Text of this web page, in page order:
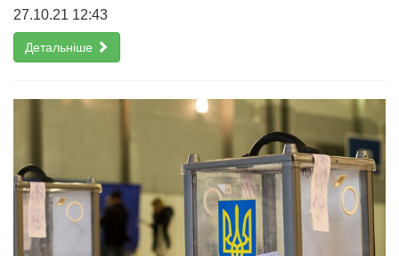
27.10.21 12:43
Детальніше